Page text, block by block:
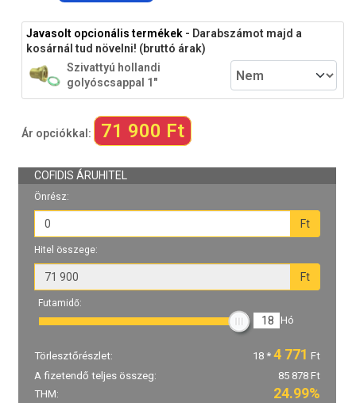
Javasolt opcionális termékek - Darabszámot majd a
kosárnál tud növelni! (bruttó árak)
Szivattyú hollandi
golyóscsappal 1"
Ár opciókkal: 71 900 Ft